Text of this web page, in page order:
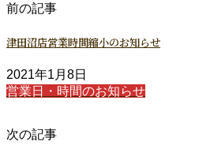
前の記事
津田沼店営業時間縮小のお知らせ
2021年1月8日
営業日・時間のお知らせ
次の記事